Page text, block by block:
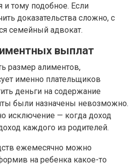
и тому подобное. Если
доказательства сложно, с
семейный адвокат.
выплат
размер алиментов,
именно плательщиков
деньги на содержание
были назначены невозможно.
исключение — когда доход
каждого из родителей.
ежемесячно можно
на ребенка какое-то